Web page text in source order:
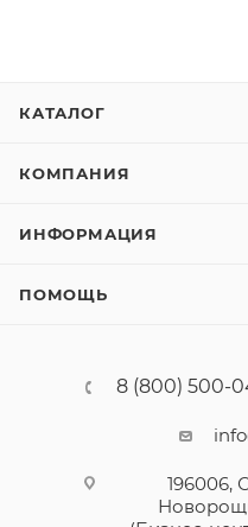
КАТАЛОГ
КОМПАНИЯ
ИНФОРМАЦИЯ
ПОМОЩЬ
8 (800) 500-
196006,